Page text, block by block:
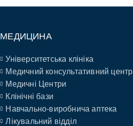
МЕДИЦИНА
Університетська клініка
Медичний консультативний центр
Медичні Центри
Клінічні бази
Навчально-виробнича аптека
Лікувальний відділ